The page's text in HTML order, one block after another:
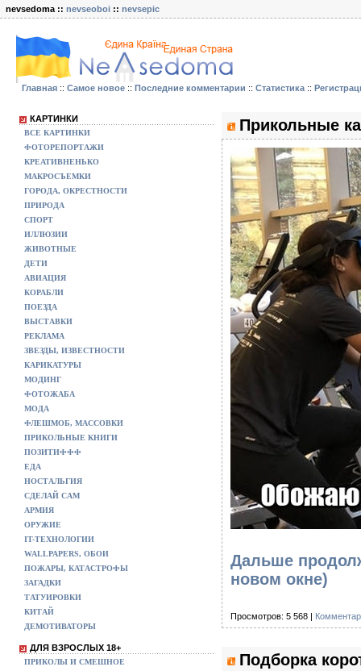
nevsedoma :: nevseoboi :: nevsepic
Главная :: Самое новое :: Последние комментарии :: Статистика ::
КАРТИНКИ
ВСЕ КАРТИНКИ
ФОТОРЕПОРТАЖИ
КРЕАТИВНЕНЬКО
МАКРОСЪЕМКИ
ГОРОДА, ОКРЕСТНОСТИ
ПРИРОДА
СПОРТ
ИЛЛЮЗИИ
ЖИВОТНЫЕ
ДЕТИ
АВИАЦИЯ
КОРАБЛИ
ПОЕЗДА
ВЫСТАВКИ
РЕКЛАМА
ЗВЕЗДЫ, ИЗВЕСТНОСТИ
КАРИКАТУРЫ
МОДИНГ
ФОТОЖАБА
МОДА
ФЛЕШМОБ, МАССОВКИ
ПРИКОЛЬНЫЕ КНИГИ
ПОЗИТИФФФ
ЕДА
НОСТАЛЬГИЯ
СДЕЛАЙ САМ
АРМИЯ
ОРУЖИЕ
IT-ТЕХНОЛОГИИ
WALLPAPERS, ОБОИ
ПОЖАРЫ, КАТАСТРОФЫ
ЗАГАДКИ
ТАТУИРОВКИ
КИТАЙ
ДЕМОТИВАТОРЫ
ДЛЯ ВЗРОСЛЫХ 18+
ПРИКОЛЫ И СМЕШНОЕ
Прикольные
Дальше
новом окне)
Просмотров: 5 568 |
Подборка